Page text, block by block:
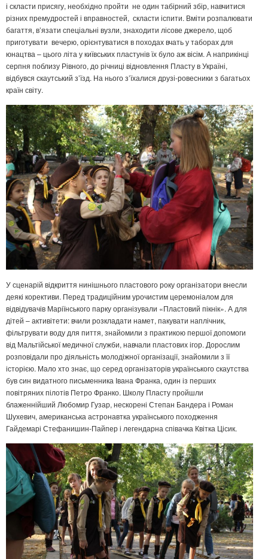
і скласти присягу, необхідно пройти не один табірний збір, навчитися
різних премудростей і вправностей, скласти іспити. Вміти розпалювати
багаття, в’язати спеціальні вузли, знаходити лісове джерело, щоб
приготувати вечерю, орієнтуватися в походах вчать у таборах для
юнацтва – цього літа у київських пластунів їх було аж вісім. А наприкінці
серпня поблизу Рівного, до річниці відновлення Пласту в Україні,
відбувся скаутський з’їзд. На нього з’їхалися друзі-ровесники з багатьох
країн світу.
У сценарій відкриття нинішнього пластового року організатори внесли
деякі корективи. Перед традиційним урочистим церемоніалом для
відвідувачів Маріїнського парку організували «Пластовий пікнік». А для
дітей – активітети: вчили розкладати намет, пакувати наплічник,
фільтрувати воду для пиття, знайомили з практикою першої допомоги
від Мальтійської медичної служби, навчали пластових ігор. Дорослим
розповідали про діяльність молодіжної організації, знайомили з її
історією. Мало хто знає, що серед організаторів українського скаутства
був син видатного письменника Івана Франка, один із перших
повітряних пілотів Петро Франко. Школу Пласту пройшли
блаженнійший Любомир Гузар, нескорені Степан Бандера і Роман
Шухевич, американська астронавтка українського походження
Гайдемарі Стефанишин-Пайпер і легендарна співачка Квітка Цісик.